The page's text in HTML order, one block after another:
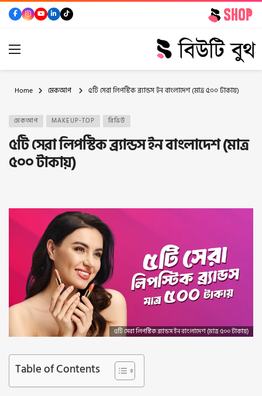
Home মেকআপ ৫টি সেরা লিপস্টিক ব্র্যান্ডস ইন বাংলাদেশ (মাত্র ৫০০ টাকায়)
মেকআপ MAKEUP-TOP রিভিউ
৫টি সেরা লিপস্টিক ব্র্যান্ডস ইন বাংলাদেশ (মাত্র
৫০০ টাকায়)
৫টি সেরা লিপস্টিক ব্র্যান্ডস ইন বাংলাদেশ (মাত্র ৫০০ টাকায়)
Table of Contents